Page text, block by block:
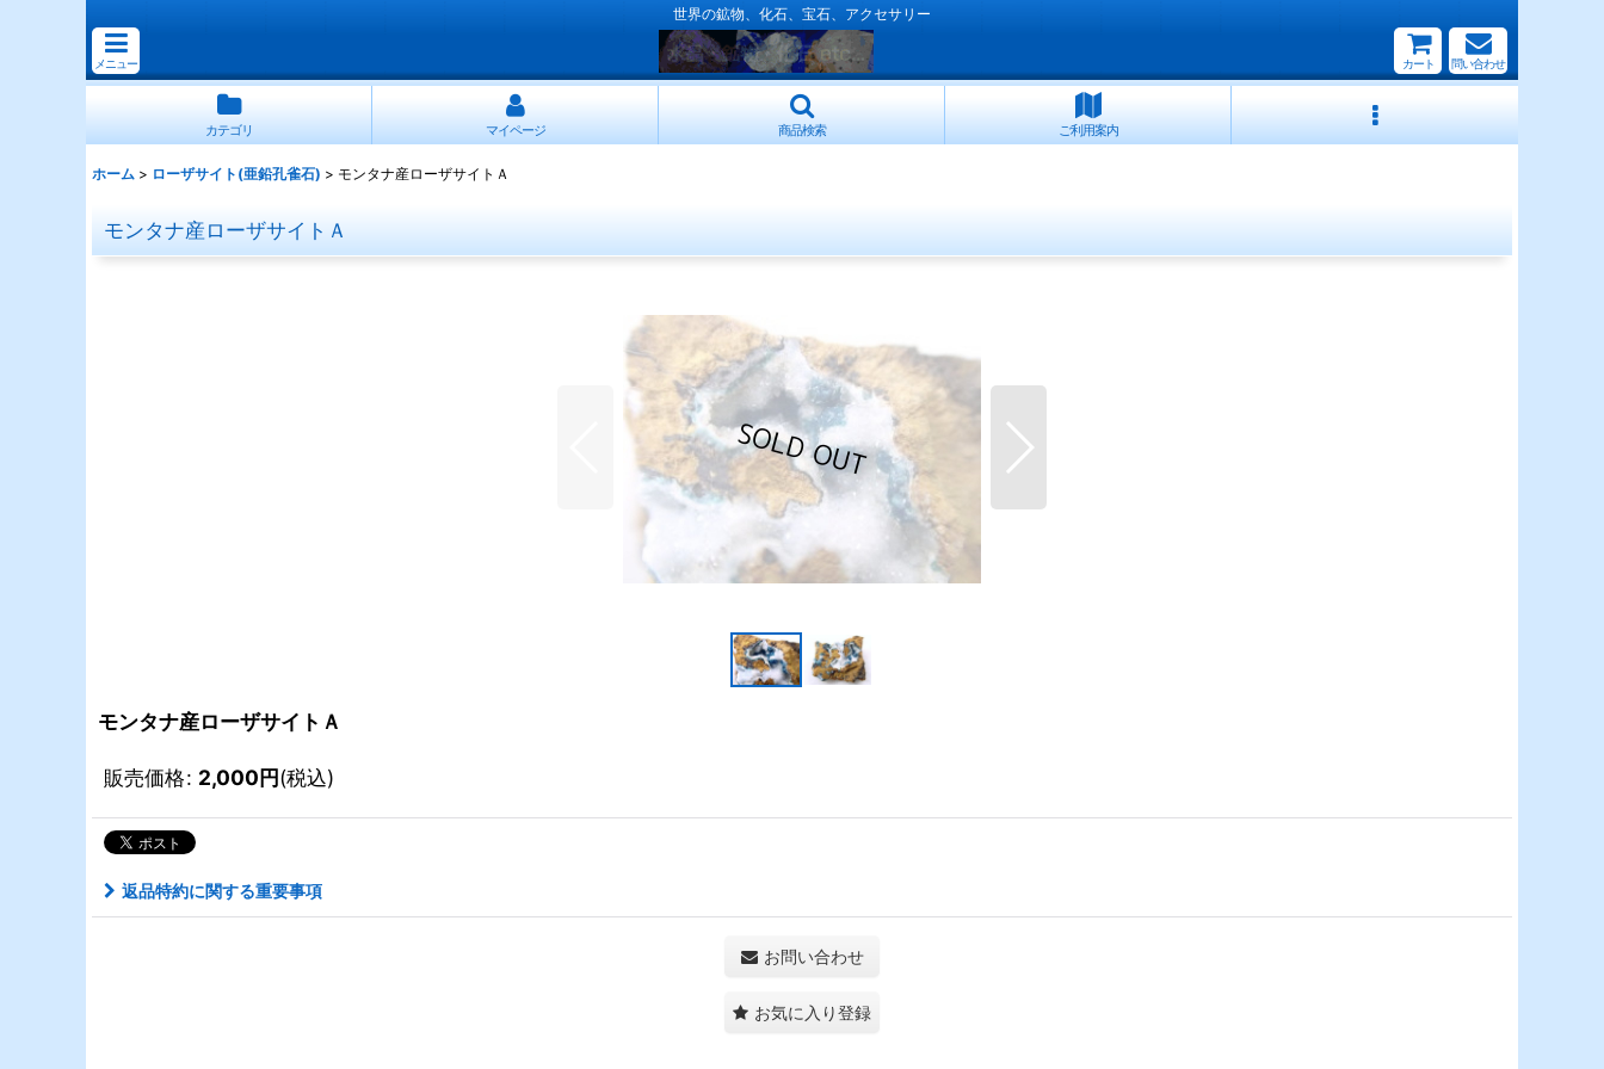
世界の鉱物、化石、宝石、アクセサリー
メニュー カート 問い合わせ
カテゴリ マイページ 商品検索 ご利用案内
ホーム > ローザサイト(亜鉛孔雀石) > モンタナ産ローザサイトＡ
モンタナ産ローザサイトＡ
モンタナ産ローザサイトＡ
販売価格: 2,000円(税込)
返品特約に関する重要事項
お問い合わせ
お気に入り登録